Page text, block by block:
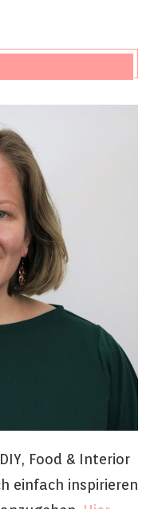
Food & Interior
einfach inspirieren